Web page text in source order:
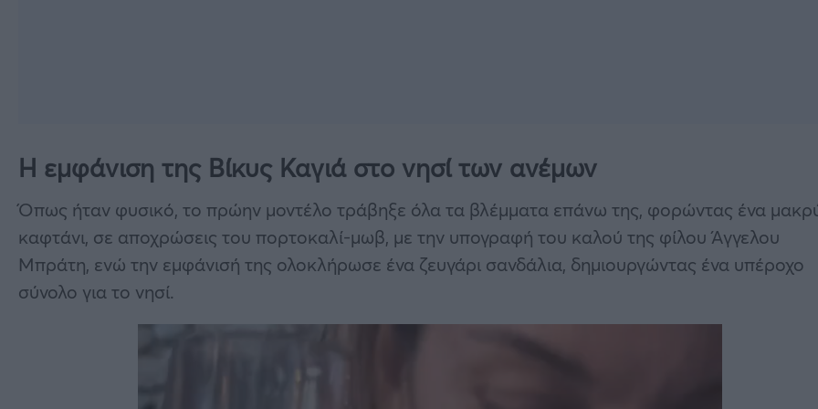
Η εμφάνιση της Βίκυς Καγιά στο νησί των ανέμων
Όπως ήταν φυσικό, το πρώην μοντέλο τράβηξε όλα τα βλέμματα επάνω της, φορώντας ένα
καφτάνι, σε αποχρώσεις του πορτοκαλί-μωβ, με την υπογραφή του καλού της φίλου Άγγελου
Μπράτη, ενώ την εμφάνισή της ολοκλήρωσε ένα ζευγάρι σανδάλια, δημιουργώντας ένα υπέροχο
σύνολο για το νησί.